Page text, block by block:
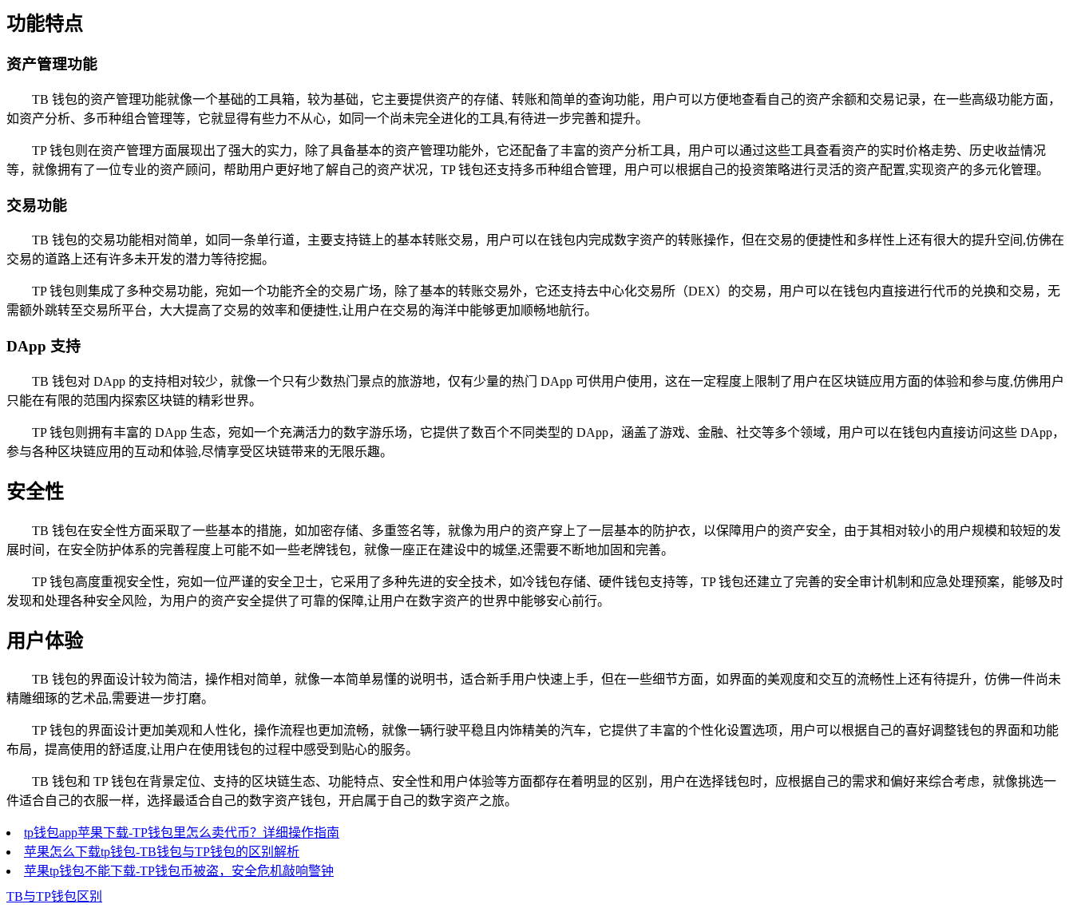
功能特点
资产管理功能
TB 钱包的资产管理功能就像一个基础的工具箱，较为基础，它主要提供资产的存储、转账和简单的查询功能，用户可以方便地查看自己的资产余额和交易记录，在一些高级功能方面，
如资产分析、多币种组合管理等，它就显得有些力不从心，如同一个尚未完全进化的工具,有待进一步完善和提升。
TP 钱包则在资产管理方面展现出了强大的实力，除了具备基本的资产管理功能外，它还配备了丰富的资产分析工具，用户可以通过这些工具查看资产的实时价格走势、历史收益情况
等，就像拥有了一位专业的资产顾问，帮助用户更好地了解自己的资产状况，TP 钱包还支持多币种组合管理，用户可以根据自己的投资策略进行灵活的资产配置,实现资产的多元化管理。
交易功能
TB 钱包的交易功能相对简单，如同一条单行道，主要支持链上的基本转账交易，用户可以在钱包内完成数字资产的转账操作，但在交易的便捷性和多样性上还有很大的提升空间,仿佛在
交易的道路上还有许多未开发的潜力等待挖掘。
TP 钱包则集成了多种交易功能，宛如一个功能齐全的交易广场，除了基本的转账交易外，它还支持去中心化交易所（DEX）的交易，用户可以在钱包内直接进行代币的兑换和交易，无
需额外跳转至交易所平台，大大提高了交易的效率和便捷性,让用户在交易的海洋中能够更加顺畅地航行。
DApp 支持
TB 钱包对 DApp 的支持相对较少，就像一个只有少数热门景点的旅游地，仅有少量的热门 DApp 可供用户使用，这在一定程度上限制了用户在区块链应用方面的体验和参与度,仿佛用户
只能在有限的范围内探索区块链的精彩世界。
TP 钱包则拥有丰富的 DApp 生态，宛如一个充满活力的数字游乐场，它提供了数百个不同类型的 DApp，涵盖了游戏、金融、社交等多个领域，用户可以在钱包内直接访问这些 DApp，
参与各种区块链应用的互动和体验,尽情享受区块链带来的无限乐趣。
安全性
TB 钱包在安全性方面采取了一些基本的措施，如加密存储、多重签名等，就像为用户的资产穿上了一层基本的防护衣，以保障用户的资产安全，由于其相对较小的用户规模和较短的发
展时间，在安全防护体系的完善程度上可能不如一些老牌钱包，就像一座正在建设中的城堡,还需要不断地加固和完善。
TP 钱包高度重视安全性，宛如一位严谨的安全卫士，它采用了多种先进的安全技术，如冷钱包存储、硬件钱包支持等，TP 钱包还建立了完善的安全审计机制和应急处理预案，能够及时
发现和处理各种安全风险，为用户的资产安全提供了可靠的保障,让用户在数字资产的世界中能够安心前行。
用户体验
TB 钱包的界面设计较为简洁，操作相对简单，就像一本简单易懂的说明书，适合新手用户快速上手，但在一些细节方面，如界面的美观度和交互的流畅性上还有待提升，仿佛一件尚未
精雕细琢的艺术品,需要进一步打磨。
TP 钱包的界面设计更加美观和人性化，操作流程也更加流畅，就像一辆行驶平稳且内饰精美的汽车，它提供了丰富的个性化设置选项，用户可以根据自己的喜好调整钱包的界面和功能
布局，提高使用的舒适度,让用户在使用钱包的过程中感受到贴心的服务。
TB 钱包和 TP 钱包在背景定位、支持的区块链生态、功能特点、安全性和用户体验等方面都存在着明显的区别，用户在选择钱包时，应根据自己的需求和偏好来综合考虑，就像挑选一
件适合自己的衣服一样，选择最适合自己的数字资产钱包，开启属于自己的数字资产之旅。
tp钱包app苹果下载-TP钱包里怎么卖代币？详细操作指南
苹果怎么下载tp钱包-TB钱包与TP钱包的区别解析
苹果tp钱包不能下载-TP钱包币被盗，安全危机敲响警钟
TB与TP钱包区别